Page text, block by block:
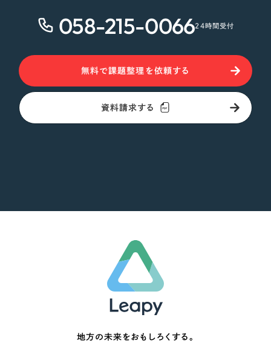
058-215-006624時間受付
無料で課題整理を依頼する
資料請求する
地方の未来をおもしろくする。